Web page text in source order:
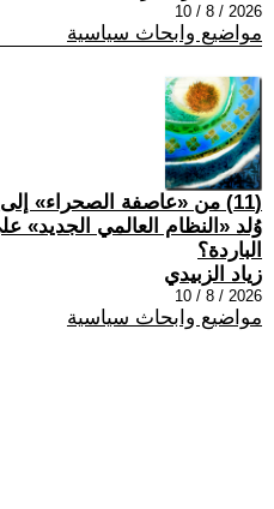
2026 / 8 / 10
مواضيع وابحاث سياسية
(11) من «عاصفة الصحراء»
وُلد «النظام العالمي الجديد»
الباردة؟
زياد الزبيدي
2026 / 8 / 10
مواضيع وابحاث سياسية